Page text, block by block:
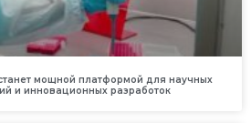
мощной платформой для научных
и инновационных разработок